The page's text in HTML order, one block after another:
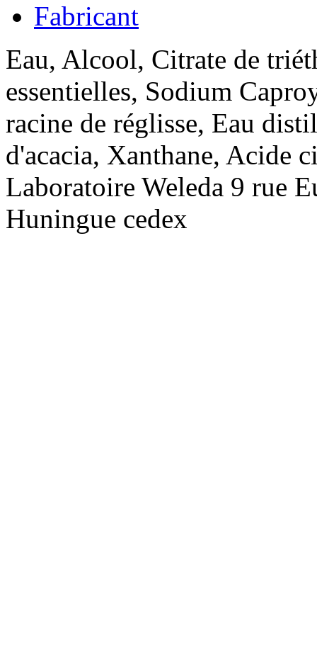
Fabricant
Eau, Alcool, Citrate de
essentielles, Sodium
racine de réglisse, Eau
d'acacia, Xanthane, Acide
Laboratoire Weleda 9 rue
Huningue cedex